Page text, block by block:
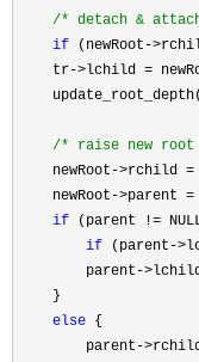
/* detach &
if (newRoot-
    tr
->lchild =
/* raise new root
    newRoot
->rchild =
    newRoot
->parent =
if (parent !=
if (parent-
        parent
-
    }
else {
        parent
-